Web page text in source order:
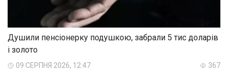
Душили пенсіонерку подушкою, забрали 5 тис доларів
і золото
09 СЕРПНЯ 2026, 12:47 367